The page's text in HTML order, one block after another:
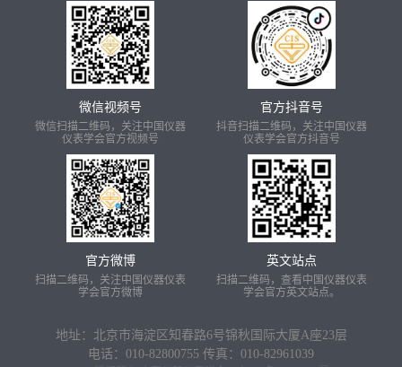
微信视频号
微信扫描二维码，关注中国仪器
仪表学会官方视频号
官方抖音号
抖音扫描二维码，关注中国仪器
仪表学会官方抖音号
官方微博
扫描二维码，关注中国仪器仪表
学会官方微博
英文站点
扫描二维码，查看中国仪器仪表
学会官方英文站点。
地址：北京市海淀区知春路6号锦秋国际大厦A座23层
电话：010-82800755 传真：010-82961039